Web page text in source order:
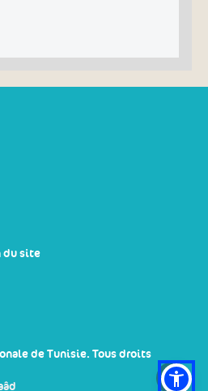
du site
de Tunisie. Tous droits